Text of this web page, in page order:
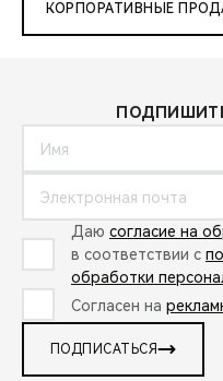
КОРПОРАТИВНЫЕ
Даю согласие на
в соответствии с
обработки
Согласен на
ПОДПИСАТЬСЯ